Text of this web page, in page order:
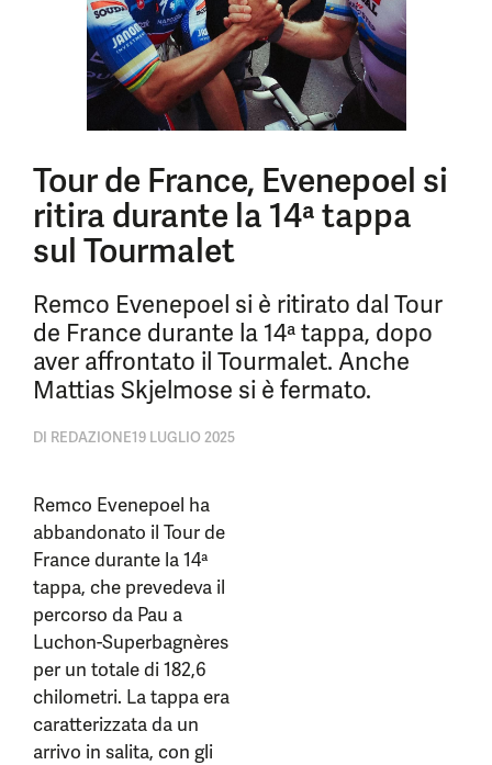
Tour de France, Evenepoel si
ritira durante la 14ª tappa
sul Tourmalet
Remco Evenepoel si è ritirato dal Tour
de France durante la 14ª tappa, dopo
aver affrontato il Tourmalet. Anche
Mattias Skjelmose si è fermato.
DI REDAZIONE19 LUGLIO 2025
Remco Evenepoel ha
abbandonato il Tour de
France durante la 14ª
tappa, che prevedeva il
percorso da Pau a
Luchon-Superbagnères
per un totale di 182,6
chilometri. La tappa era
caratterizzata da un
arrivo in salita, con gli